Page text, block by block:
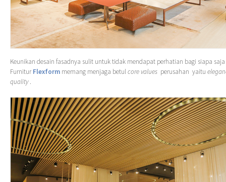
Keunikan desain fasadnya sulit untuk tidak mendapat perhatian bagi siapa
Furnitur Flexform memang menjaga betulcore values perusahan yaitu
quality.